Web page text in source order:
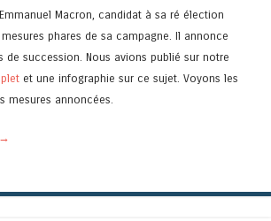
Macron, candidat à sa ré élection
phares de sa campagne. Il annonce
de succession. Nous avions publié sur notre
et une infographie sur ce sujet. Voyons les
mesures annoncées.
→